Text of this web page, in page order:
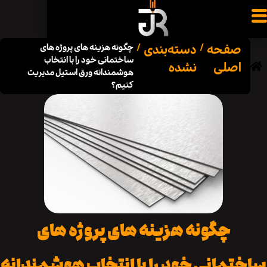
/ دسته‌بندی
نشده
/ چگونه هزینه های پروژه های
ساختمانی خود را با انتخاب
هوشمندانه ورق استیل مدیریت
چگونه هزینه های پروژه های